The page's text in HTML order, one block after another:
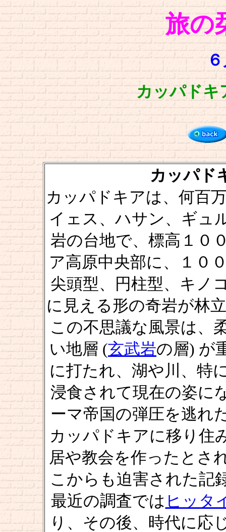
旅の
カッパド
カッパド
カッパドキアは、何百
イェス、ハサン、ギュ
岩の台地で、標高１０
ア高原中央部に、１０
尖頭型、円柱型、キノ
に見える形の奇岩が
この不思議な風景は、
い地層 (玄武岩の層) が
に打たれ、湖や川、特
浸食されて現在の姿
ーマ帝国の弾圧を逃れ
カッパドキアに移り住
居や教会を作ったとさ
こからも迫害された記
最近の調査では ヒッタ
り、その後、時代に応